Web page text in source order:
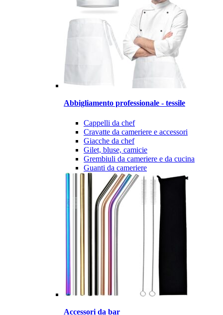
Abbigliamento professionale - tessile
Cappelli da chef
Cravatte da cameriere e accessori
Giacche da chef
Gilet, bluse, camicie
Grembiuli da cameriere e da cucina
Guanti da cameriere
Accessori da bar